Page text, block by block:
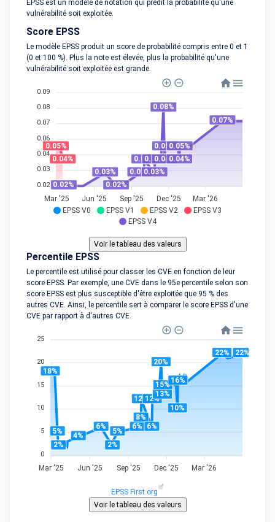
EPSS est un modèle de notation qui prédit la probabilité qu'une
vulnérabilité soit exploitée.
Score EPSS
Le modèle EPSS produit un score de probabilité compris entre 0 et 1
(0 et 100 %). Plus la note est élevée, plus la probabilité qu'une
vulnérabilité soit exploitée est grande.
EPSS V0 EPSS V1 EPSS V2
EPSS V3
EPSS V4
0.09
0.08
0.07
0.06
0.04
0.03
0.02
0.05%
0.04%
0.02%
0.03%
0.02%
0.03%
0.04%
0.03%
0.04%
0.08%
0.04%
0.05%
0.04%
0.05%
0.07%
Mar '25 Jun '25 Sep '25 Dec '25 Mar '26
Percentile EPSS
Le percentile est utilisé pour classer les CVE en fonction de leur
score EPSS. Par exemple, une CVE dans le 95e percentile selon son
score EPSS est plus susceptible d'être exploitée que 95 % des
autres CVE. Ainsi, le percentile sert à comparer le score EPSS d'une
CVE par rapport à d'autres CVE.
25
20
15
10
5
0
18%
5%
2%
4%
6%
2%
5%
6%
8%
12%
6%
12%
20%
13%
15%
10%
16%
22% 22%
Mar '25 Jun '25 Sep '25 Dec '25 Mar '26
EPSS First.org